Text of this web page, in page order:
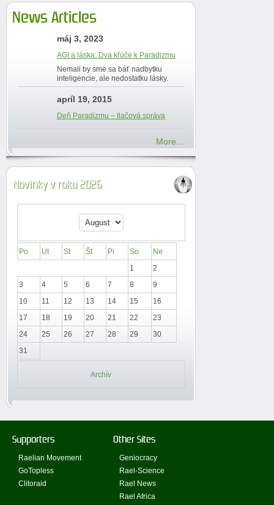
News Articles
máj 3, 2023
AGI a láska: Dva kľúče k Paradizmu
Nemali by sme sa báť nadbytku
inteligencie, ale nedostatku lásky.
apríl 19, 2015
Deň Paradizmu – tlačová správa
More...
Novinky v roku 2026
Po Ut St Št Pi So
Ne
1
2
3
4 5 6 7 8
9
10
11 12 13 14 15
16
17
18 19 20 21 22
23
24
25 26 27 28 29
30
31
Archív
Supporters
Raelian Movement
GoTopless
Clitoraid
Other Sites
Geniocracy
Rael-Science
Rael News
Rael Africa